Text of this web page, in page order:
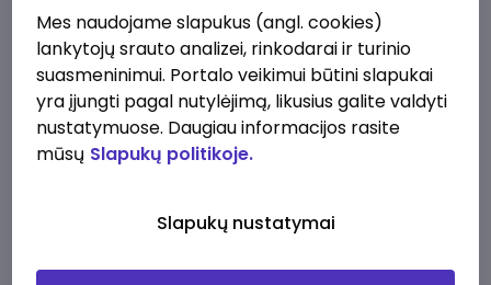
prieš 1 d.
Veiklos užtikrinimo ir atitikties vyr. ekspertas
(-ė) (Kaunas) (Kaunas, LT)
2610 - 3910 €/mėn. Prieš mokesčius
Mes naudojame slapukus (angl. cookies)
lankytojų srauto analizei, rinkodarai ir turinio
suasmeninimui. Portalo veikimui būtini slapukai
yra įjungti pagal nutylėjimą, likusius galite valdyti
nustatymuose. Daugiau informacijos rasite
mūsų Slapukų politikoje.
Slapukų nustatymai